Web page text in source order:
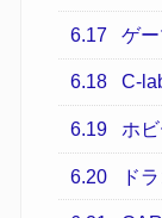
6.17 ゲ
6.18 C-
6.19 ホ
6.20 ド